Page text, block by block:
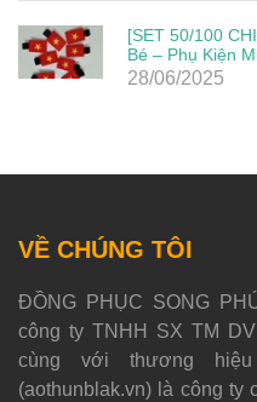
[SET 50/100
Bé – Phụ Kiện
28/06/2025
VỀ CHÚNG TÔI
ĐỒNG PHỤC SONG
công ty TNHH SX TM
cùng với thương
(aothunblak.vn) là công ty